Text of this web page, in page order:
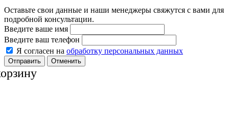
Оставьте свои данные и наши менеджеры свяжутся с вами для
подробной консультации.
Введите ваше имя
Введите ваш телефон
Я согласен на обработку персональных данных
Отменить